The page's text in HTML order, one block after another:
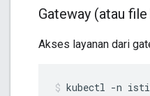
Gateway (atau
Akses layanan dari
kubectl -n istio-